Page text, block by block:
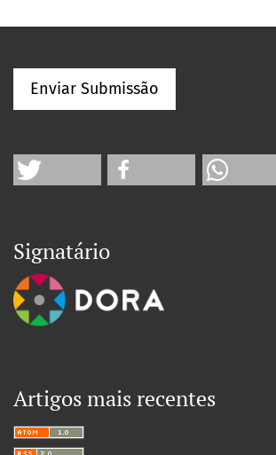
Enviar Submissão
Signatário
Artigos mais recentes